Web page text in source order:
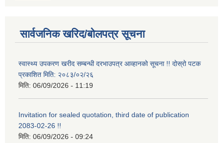
सार्वजनिक खरिद/बोलपत्र सूचना
स्वास्थ्य उपकरण खरीद सम्बन्धी दरभाउपत्र आव्हानको सूचना !! दोस्रो पटक
प्रकाशित मिति: २०८३/०२/२६
मिति: 06/09/2026 - 11:19
Invitation for sealed quotation, third date of publication
2083-02-26 !!
मिति: 06/09/2026 - 09:24